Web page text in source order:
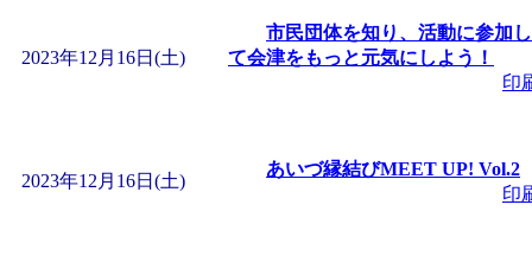
「みなづる号乗車体
」
2023年12月16日(土)
市民団体を知り、活動に参加し
て会津をもっと元気にしよう！
印
2023年12月16日(土)
あいづ縁結びMEET UP! Vol.2
印